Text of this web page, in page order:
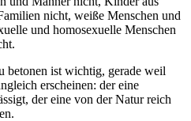
nicht, weiße Menschen und
und homosexuelle Menschen
betonen ist wichtig, gerade weil
erscheinen: der eine
der eine von der Natur reich